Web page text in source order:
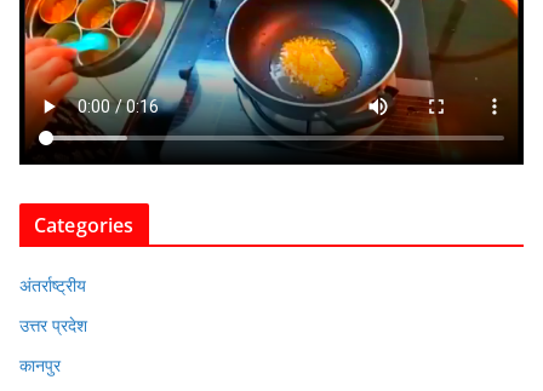
Categories
अंतर्राष्ट्रीय
उत्तर प्रदेश
कानपुर